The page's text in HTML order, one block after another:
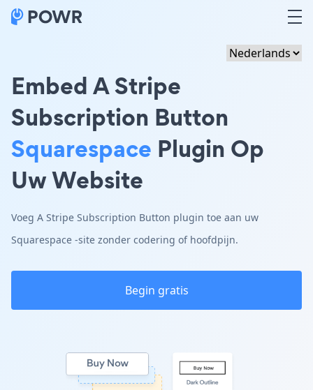
Embed A Stripe
Subscription Button
Squarespace Plugin Op
Uw Website
Voeg A Stripe Subscription Button plugin toe aan uw
Squarespace -site zonder codering of hoofdpijn.
Begin gratis